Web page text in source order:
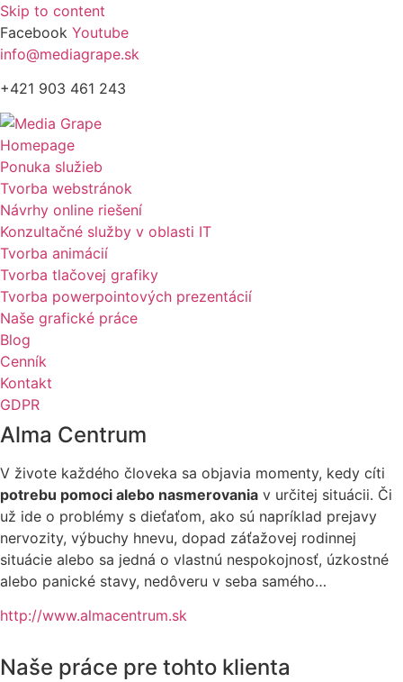
Skip to content
Facebook Youtube
info@mediagrape.sk
+421 903 461 243
Homepage
Ponuka služieb
Tvorba webstránok
Návrhy online riešení
Konzultačné služby v oblasti IT
Tvorba animácií
Tvorba tlačovej grafiky
Tvorba powerpointových prezentácií
Naše grafické práce
Blog
Cenník
Kontakt
GDPR
Alma Centrum
V živote každého človeka sa objavia momenty, kedy cíti
potrebu pomoci alebo nasmerovania v určitej situácii. Či
už ide o problémy s dieťaťom, ako sú napríklad prejavy
nervozity, výbuchy hnevu, dopad záťažovej rodinnej
situácie alebo sa jedná o vlastnú nespokojnosť, úzkostné
alebo panické stavy, nedôveru v seba samého…
http://www.almacentrum.sk
Naše práce pre tohto klienta